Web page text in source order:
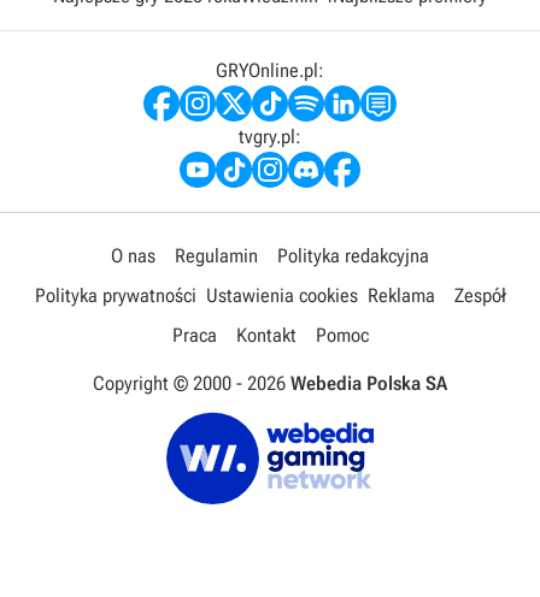
GRYOnline.pl:
tvgry.pl:
O nas Regulamin
Polityka redakcyjna
Polityka prywatności Ustawienia cookies Reklama
Zespół
Praca
Kontakt Pomoc
Copyright © 2000 - 2026 Webedia Polska SA